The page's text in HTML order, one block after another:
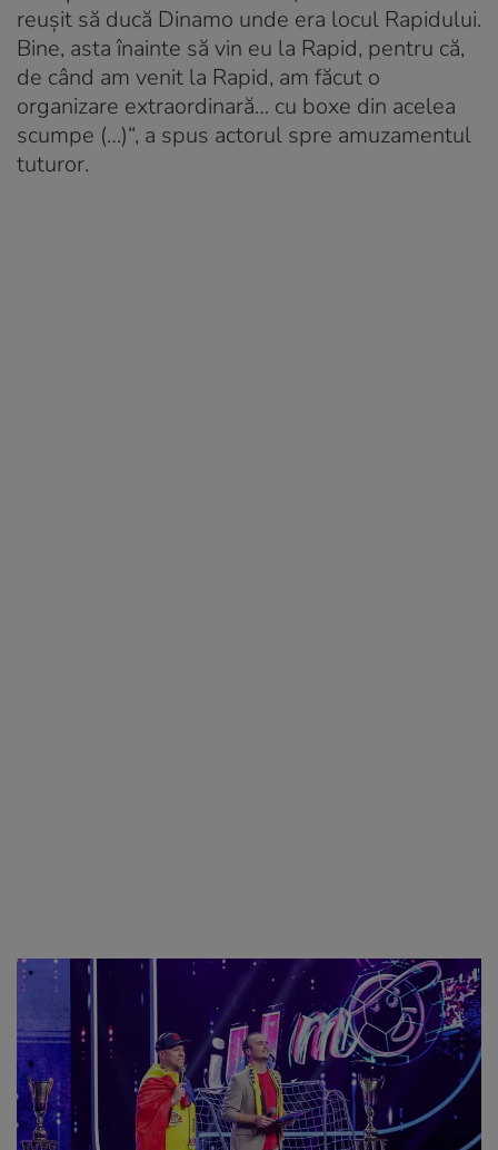
reușit să ducă Dinamo unde era locul Rapidului.
Bine, asta înainte să vin eu la Rapid, pentru că,
de când am venit la Rapid, am făcut o
organizare extraordinară… cu boxe din acelea
scumpe (…)“, a spus actorul spre amuzamentul
tuturor.